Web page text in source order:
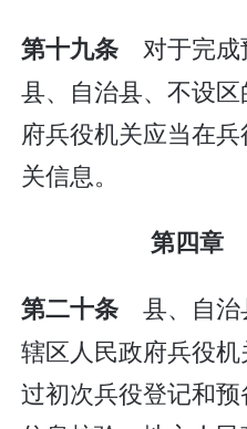
第十九条对于完成
县、自治县、不设
府兵役机关应当在
关信息。
第四章
第二十条 县、自治
辖区人民政府兵役
过初次兵役登记和